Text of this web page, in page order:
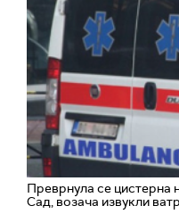
Преврнула се цистерна
Сад, возача извукли